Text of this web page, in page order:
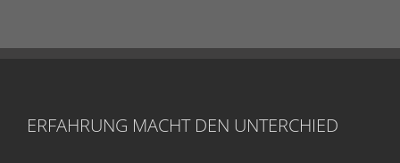
ERFAHRUNG MACHT DEN UNTERCHIED